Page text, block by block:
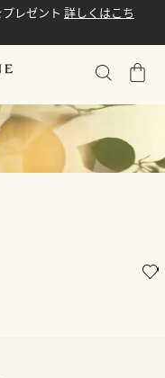
レゼント 詳しくはこち
シ
ン